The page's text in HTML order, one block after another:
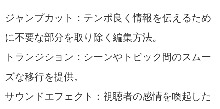
ジャンプカット：テンポ良く情報を伝えるため
に不要な部分を取り除く編集方法。
トランジション：シーンやトピック間のスムー
ズな移行を提供。
サウンドエフェクト：視聴者の感情を喚起した